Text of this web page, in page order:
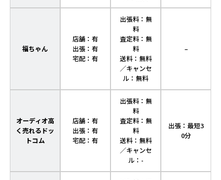
福ちゃん
店舗：有
出張：有
宅配：有
出張料：無
料
査定料：無
料
送料：無料
／キャンセ
ル：無料
–
オーディオ高
く売れるドッ
トコム
店舗：有
出張：有
宅配：有
出張料：無
料
査定料：無
料
送料：無料
／キャンセ
ル：-
出張：最短3
0分